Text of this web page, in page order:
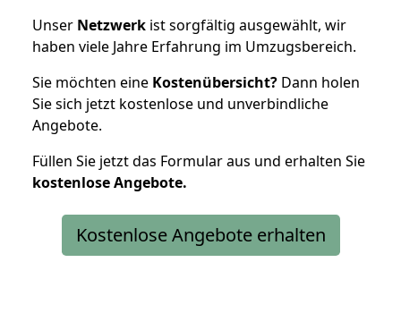
Unser Netzwerk ist sorgfältig ausgewählt, wir
haben viele Jahre Erfahrung im Umzugsbereich.
Sie möchten eine Kostenübersicht? Dann holen
Sie sich jetzt kostenlose und unverbindliche
Angebote.
Füllen Sie jetzt das Formular aus und erhalten Sie
kostenloseAngebote.
Kostenlose Angebote erhalten